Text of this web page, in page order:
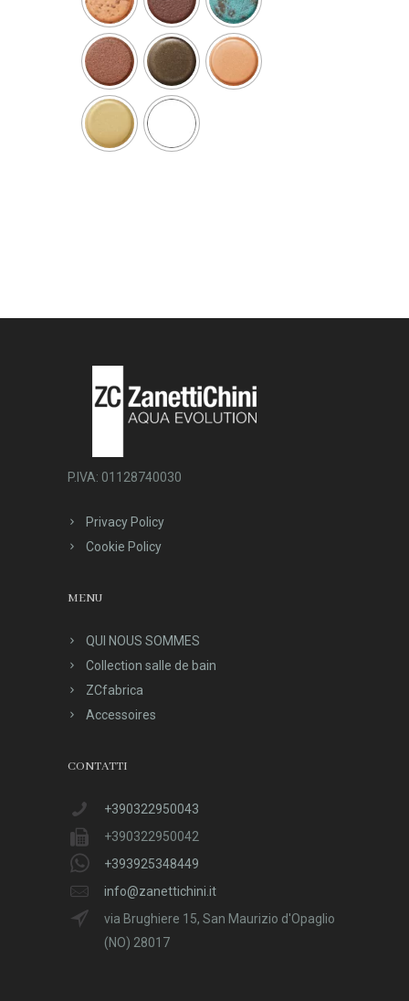
P.IVA: 01128740030
Privacy Policy
Cookie Policy
MENU
QUI NOUS SOMMES
Collection salle de bain
ZCfabrica
Accessoires
CONTATTI
+390322950043
+390322950042
+393925348449
info@zanettichini.it
via Brughiere 15, San Maurizio d'Opaglio
(NO) 28017